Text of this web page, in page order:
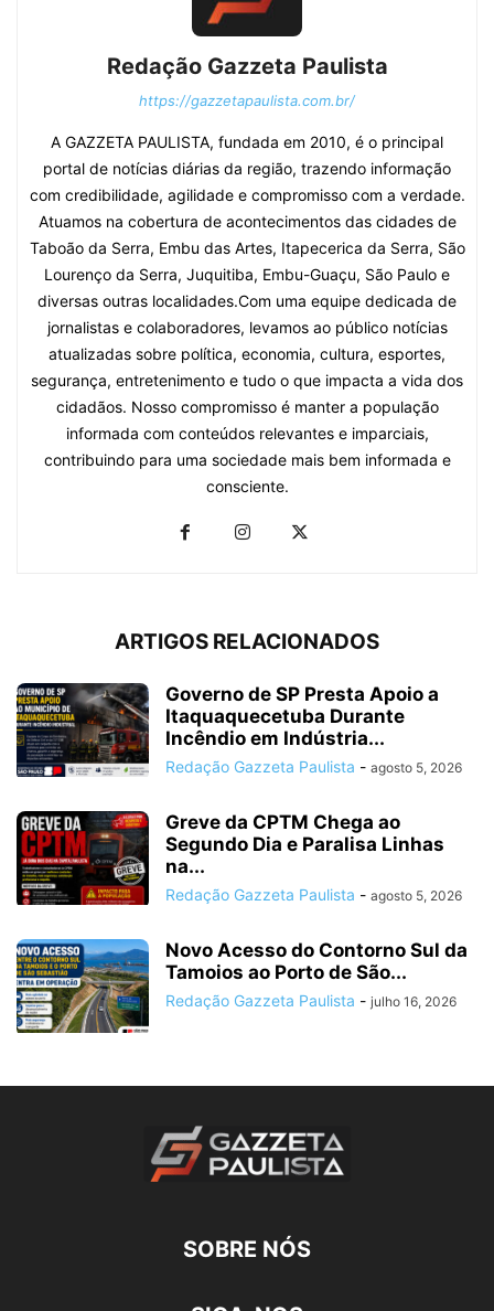
Redação Gazzeta Paulista
https://gazzetapaulista.com.br/
A GAZZETA PAULISTA, fundada em 2010, é o principal
portal de notícias diárias da região, trazendo informação
com credibilidade, agilidade e compromisso com a verdade.
Atuamos na cobertura de acontecimentos das cidades de
Taboão da Serra, Embu das Artes, Itapecerica da Serra, São
Lourenço da Serra, Juquitiba, Embu-Guaçu, São Paulo e
diversas outras localidades.Com uma equipe dedicada de
jornalistas e colaboradores, levamos ao público notícias
atualizadas sobre política, economia, cultura, esportes,
segurança, entretenimento e tudo o que impacta a vida dos
cidadãos. Nosso compromisso é manter a população
informada com conteúdos relevantes e imparciais,
contribuindo para uma sociedade mais bem informada e
consciente.
ARTIGOS RELACIONADOS
Governo de SP Presta Apoio a
Itaquaquecetuba Durante
Incêndio em Indústria...
Redação Gazzeta Paulista - agosto 5, 2026
Greve da CPTM Chega ao
Segundo Dia e Paralisa Linhas
na...
Redação Gazzeta Paulista - agosto 5, 2026
Novo Acesso do Contorno Sul da
Tamoios ao Porto de São...
Redação Gazzeta Paulista - julho 16, 2026
SOBRE NÓS